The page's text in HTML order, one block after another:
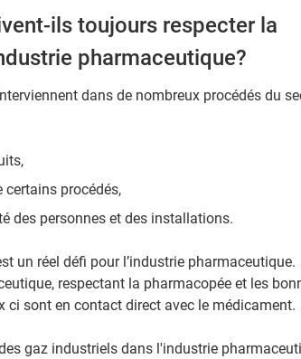
ils toujours respecter la
pharmaceutique?
dans de nombreux procédés du
certains procédés,
des personnes et des installations.
un réel défi pour l’industrie pharmaceutique.
respectant la pharmacopée et les
ci sont en contact direct avec le médicament.
gaz industriels dans l'industrie